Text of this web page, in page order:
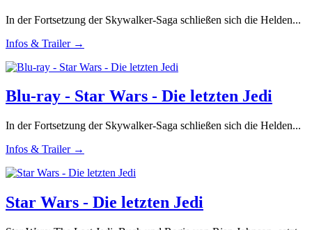
In der Fortsetzung der Skywalker-Saga schließen sich die Helden...
Infos & Trailer →
Blu-ray - Star Wars - Die letzten Jedi
In der Fortsetzung der Skywalker-Saga schließen sich die Helden...
Infos & Trailer →
Star Wars - Die letzten Jedi